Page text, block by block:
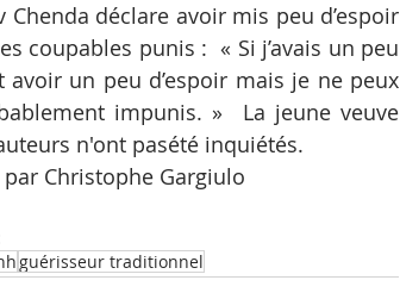
déclare avoir mis peu d’espoir
coupables punis :  « Si j’avais un peu
un peu d’espoir mais je ne peux
impunis. »  La jeune veuve
n'ont pasété inquiétés.
Christophe Gargiulo
guérisseur traditionnel